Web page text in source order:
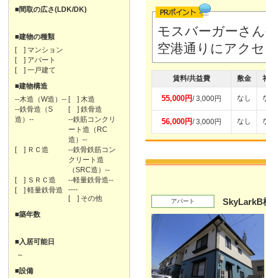
■間取の広さ(LDK/DK)
■建物の種類
[ ] マンション
[ ] アパート
[ ] 一戸建て
■建物構造
--木造（W造）-- [ ] 木造
--鉄骨造（S
造）--
[ ] 鉄骨造
--鉄筋コンクリ
ート造（RC
造）--
[ ] ＲＣ造
--鉄骨鉄筋コン
クリート造
（SRC造）--
[ ] ＳＲＣ造
--軽量鉄骨造--
[ ] 軽量鉄骨造
----
[ ] その他
■築年数
■入居可能日
～
■設備
モスバーガーさ
空港通りにアク
賃料/共益費 敷金
55,000円/ 3,000円 なし
56,000円/ 3,000円 なし
アパート SkyLarkB